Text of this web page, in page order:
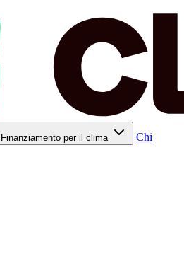
Finanziamento per il clima
Chi